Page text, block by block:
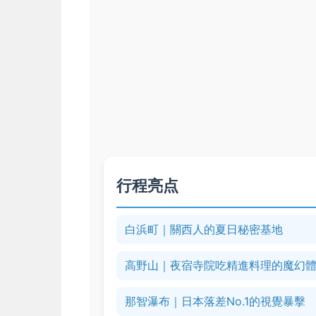
行程亮点
白浜町｜關西人的夏日秘密基地
高野山｜夜宿寺院吃精進料理的魔幻
那智瀑布｜日本落差No.1的視覺暴擊